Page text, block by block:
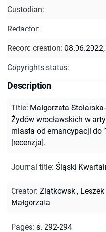
Custodian:
Redactor:
Record creation:
Copyrights status:
Description
Title: Małgorzata
Żydów wrocławskich w
miasta od emancypacji do
[recenzja].
Journal title: Śląski
Creator: Ziątkowski, Leszek
Małgorzata
Pages: s. 292-294